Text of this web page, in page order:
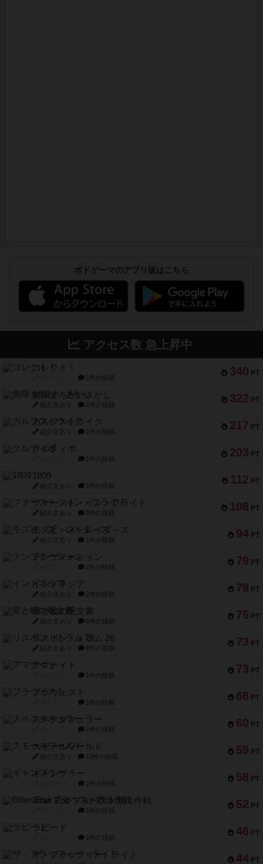
ボドゲーマのアプリ版はこちら
アクセス数 急上昇中
340 PT
コレクト！
1件の投稿
322 PT
無限まちがいさがし
紹介文あり 2件の投稿
217 PT
ガルフストライク
紹介文あり 1件の投稿
203 PT
クルティボ
1件の投稿
112 PT
1809
紹介文あり 1件の投稿
108 PT
ファースト・イン・フライト
紹介文あり 3件の投稿
94 PT
モズビ－ズ・レイダ－ズ
紹介文あり 1件の投稿
79 PT
テンプテーション
2件の投稿
78 PT
インドネシア
紹介文あり 2件の投稿
75 PT
宵と暁の呪文書
紹介文あり 8件の投稿
73 PT
リスボン・トラム 28
紹介文あり 9件の投稿
73 PT
アマナイト
1件の投稿
66 PT
ブラヴェスト
1件の投稿
60 PT
スペクタキュラー
1件の投稿
59 PT
スモールワールド
紹介文あり 13件の投稿
58 PT
ギャンブラー
2件の投稿
52 PT
Bitter End ブタペスト救出作戦
1件の投稿
46 PT
ラピード
1件の投稿
44 PT
ザ・フラッフィー・ライト